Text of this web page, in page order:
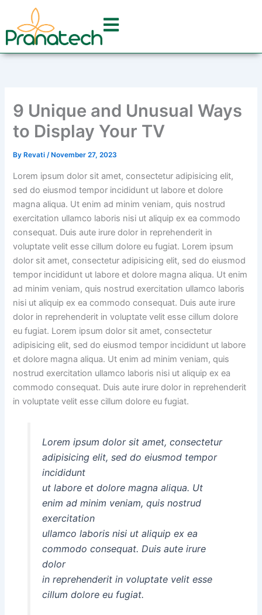
content
9 Unique and Unusual Ways
to Display Your TV
By Revati/ November 27, 2023
Lorem ipsum dolor sit amet, consectetur adipisicing elit,
sed do eiusmod tempor incididunt ut labore et dolore
magna aliqua. Ut enim ad minim veniam, quis nostrud
exercitation ullamco laboris nisi ut aliquip ex ea commodo
consequat. Duis aute irure dolor in reprehenderit in
voluptate velit esse cillum dolore eu fugiat. Lorem ipsum
dolor sit amet, consectetur adipisicing elit, sed do eiusmod
tempor incididunt ut labore et dolore magna aliqua. Ut enim
ad minim veniam, quis nostrud exercitation ullamco laboris
nisi ut aliquip ex ea commodo consequat. Duis aute irure
dolor in reprehenderit in voluptate velit esse cillum dolore
eu fugiat. Lorem ipsum dolor sit amet, consectetur
adipisicing elit, sed do eiusmod tempor incididunt ut labore
et dolore magna aliqua. Ut enim ad minim veniam, quis
nostrud exercitation ullamco laboris nisi ut aliquip ex ea
commodo consequat. Duis aute irure dolor in reprehenderit
in voluptate velit esse cillum dolore eu fugiat.
Lorem ipsum dolor sit amet, consectetur
adipisicing elit, sed do eiusmod tempor
incididunt
ut labore et dolore magna aliqua. Ut
enim ad minim veniam, quis nostrud
exercitation
ullamco laboris nisi ut aliquip ex ea
commodo consequat. Duis aute irure
dolor
in reprehenderit in voluptate velit esse
cillum dolore eu fugiat.